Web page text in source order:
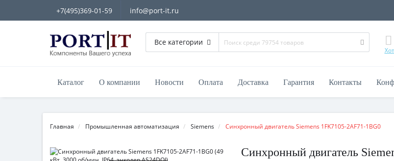
+7(495)369-01-59 info@port-it.ru
Все категории
Каталог О компании Новости Оплата Доставка Гарантия Контакты
Главная Промышленная автоматизация Siemens Синхронный двигатель Siemens 1FK7105-2AF71-1BG0
Синхронный двигатель